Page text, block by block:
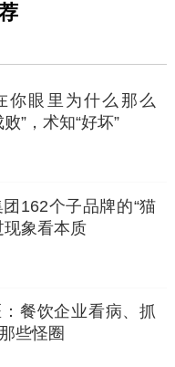
你眼里为什么那么
”，术知“好坏”
162个子品牌的“猫
象看本质
餐饮企业看病、抓
些怪圈